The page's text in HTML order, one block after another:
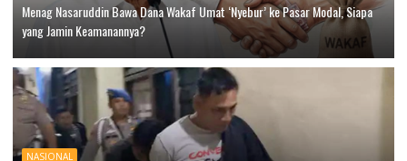
Menag Nasaruddin Bawa Dana Wakaf Umat ‘Nyebur’ ke Pasar Modal, Siapa
yang Jamin Keamanannya?
NASIONAL